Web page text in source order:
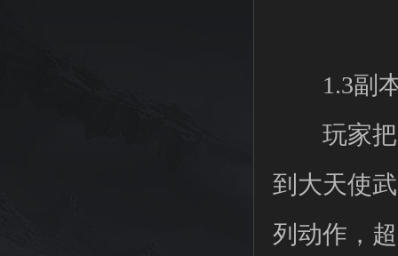
1.3副本
玩家把副
到大天使
列动作，